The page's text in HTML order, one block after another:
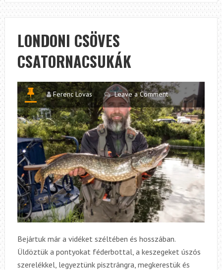
LONDONI CSÖVES
CSATORNACSUKÁK
Ferenc Lovas Leave a Comment
Bejártuk már a vidéket széltében és hosszában.
Üldöztük a pontyokat féderbottal, a keszegeket úszós
szerelékkel, legyeztünk pisztrángra, megkerestük és